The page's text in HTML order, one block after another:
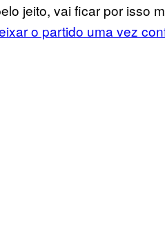
jeito, vai ficar por isso
o partido uma vez